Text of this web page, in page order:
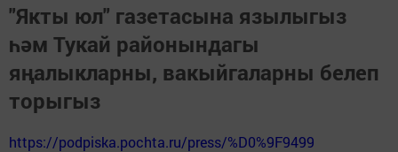
"Якты юл" газетасына язылыгыз
һәм Тукай районындагы
яңалыкларны, вакыйгаларны белеп
торыгыз
https://podpiska.pochta.ru/press/%D0%9F9499